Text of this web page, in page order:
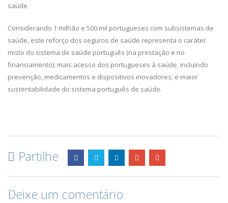
saúde.
Considerando 1 milhão e 500 mil portugueses com subsistemas de
saúde, este reforço dos seguros de saúde representa o caráter
misto do sistema de saúde português (na prestação e no
financiamento); mais acesso dos portugueses à saúde, incluindo
prevenção, medicamentos e dispositivos inovadores; e maior
sustentabilidade do sistema português de saúde.
Partilhe
Deixe um comentário